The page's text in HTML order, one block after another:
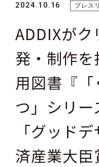
2024.10.16 プレス
ADDIXがク
発・制作
用図書『
つ」シリ
「グッド
済産業大臣